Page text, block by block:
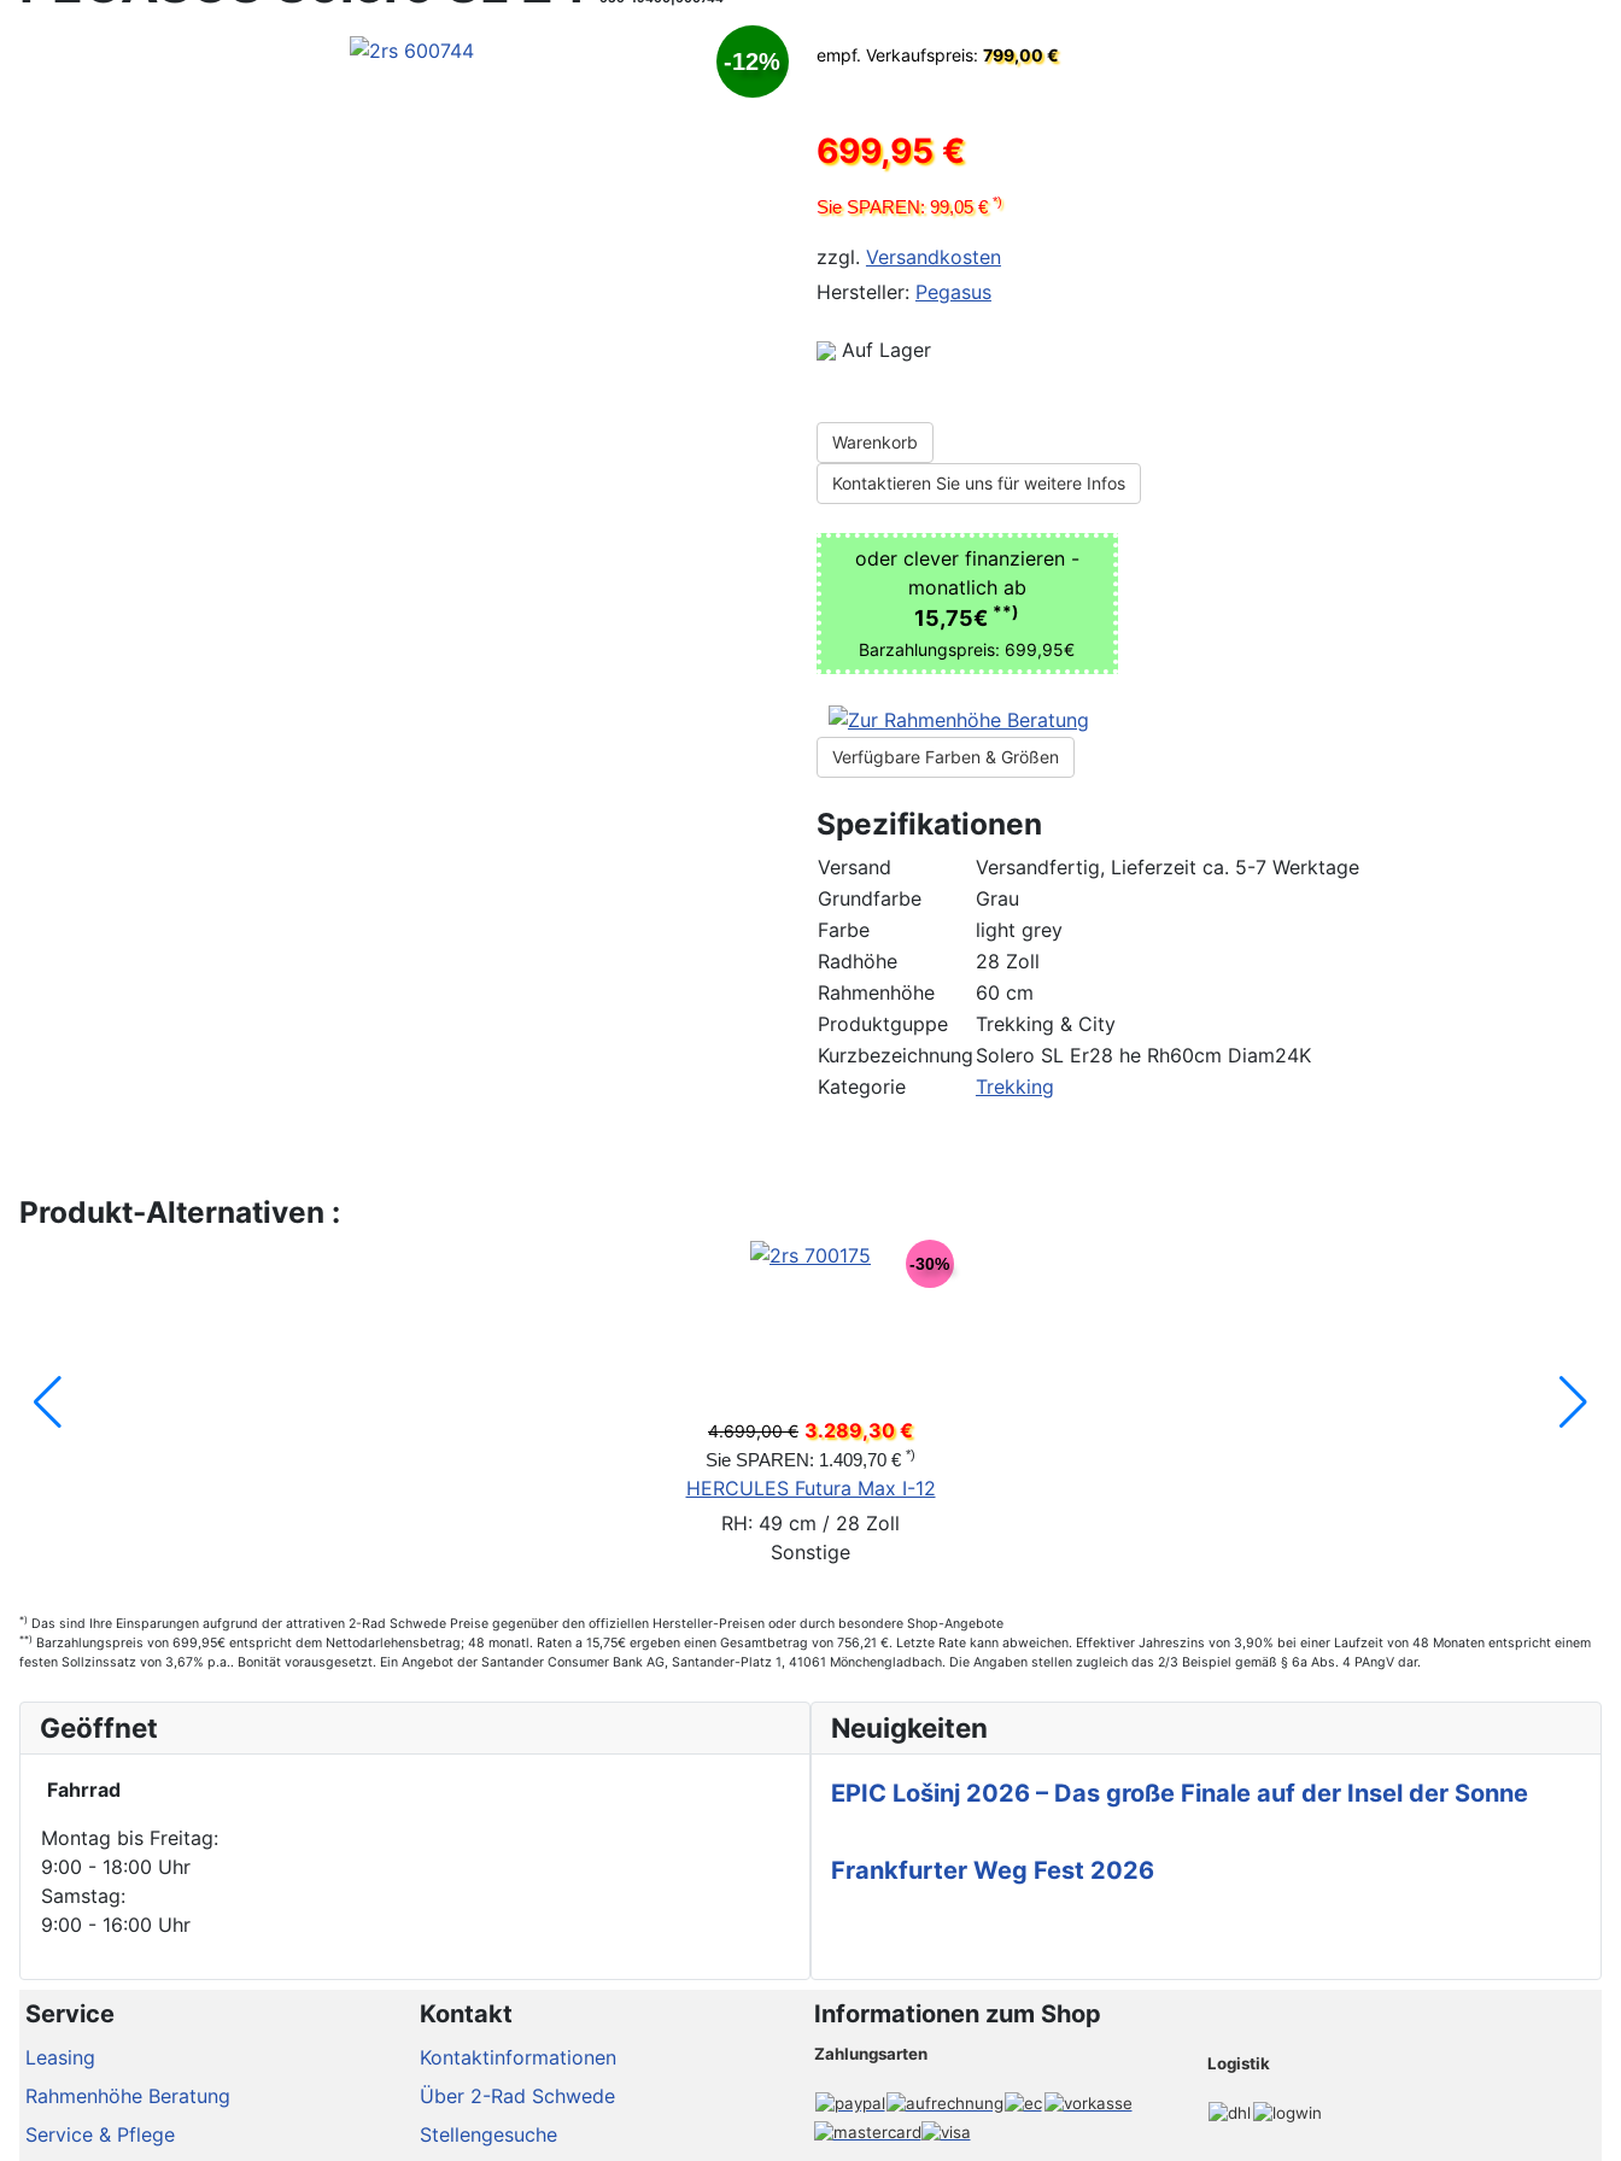
-12% empf. Verkaufspreis: 799,00 €
699,95 €
Sie SPAREN: 99,05 €*)
zzgl. Versandkosten
Hersteller: Pegasus
Auf Lager
Warenkorb
Kontaktieren Sie uns für weitere Infos
oder clever finanzieren -
monatlich ab
15,75€ **)
Barzahlungspreis: 699,95€
Verfügbare Farben & Größen
Spezifikationen
Versand
Versandfertig, Lieferzeit ca. 5-7 Werktage
Grundfarbe
Grau
Farbe
light grey
Radhöhe
28 Zoll
Rahmenhöhe
60 cm
Produktguppe
Trekking & City
Kurzbezeichnung Solero SL Er28 he Rh60cm Diam24K
Kategorie
Trekking
Produkt-Alternativen :
-30%
4.699,00 € 3.289,30 €
Sie SPAREN: 1.409,70 € *)
HERCULES Futura Max I-12
RH: 49 cm / 28 Zoll
Sonstige
*) Das sind Ihre Einsparungen aufgrund der attrativen 2-Rad Schwede Preise gegenüber den offiziellen Hersteller-Preisen oder durch besondere Shop-Angebote
**) Barzahlungspreis von 699,95€ entspricht dem Nettodarlehensbetrag; 48 monatl. Raten a 15,75€ ergeben einen Gesamtbetrag von 756,21 €. Letzte Rate kann abweichen. Effektiver Jahreszins von 3,90% bei einer Laufzeit von 48 Monaten entspricht einem
festen Sollzinssatz von 3,67% p.a.. Bonität vorausgesetzt. Ein Angebot der Santander Consumer Bank AG, Santander-Platz 1, 41061 Mönchengladbach. Die Angaben stellen zugleich das 2/3 Beispiel gemäß § 6a Abs. 4 PAngV dar.
Geöffnet
Fahrrad
Montag bis Freitag:
9:00 - 18:00 Uhr
Samstag:
9:00 - 16:00 Uhr
Neuigkeiten
EPIC Lošinj 2026 – Das große Finale auf der Insel der Sonne
Frankfurter Weg Fest 2026
Service
Leasing
Rahmenhöhe Beratung
Service & Pflege
Kontakt
Kontaktinformationen
Über 2-Rad Schwede
Stellengesuche
Informationen zum Shop
Zahlungsarten Logistik